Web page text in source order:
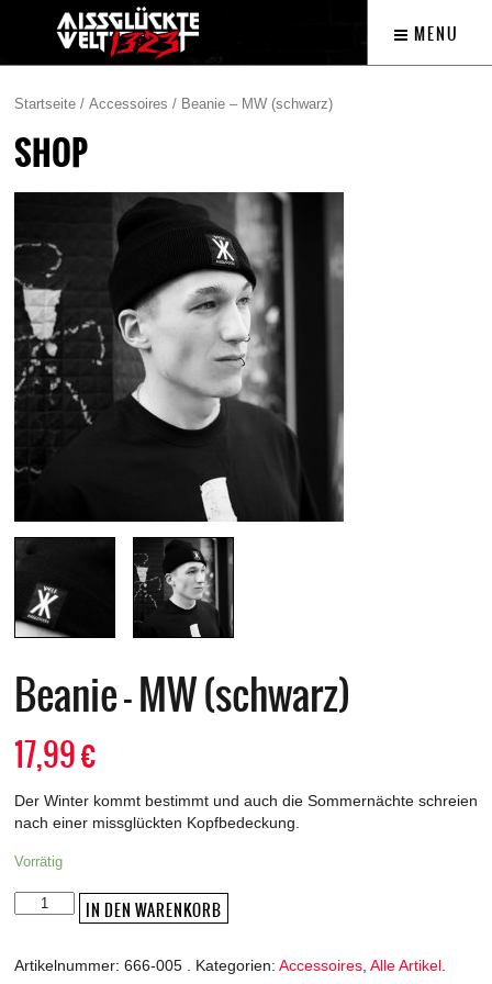
MENU
Startseite / Accessoires / Beanie – MW (schwarz)
SHOP
Beanie – MW (schwarz)
17,99€
Der Winter kommt bestimmt und auch die Sommernächte schreien
nach einer missglückten Kopfbedeckung.
Vorrätig
Beanie
(schwarz)
IN DEN WARENKORB
Artikelnummer: 666-005 Kategorien: Accessoires Alle Artikel